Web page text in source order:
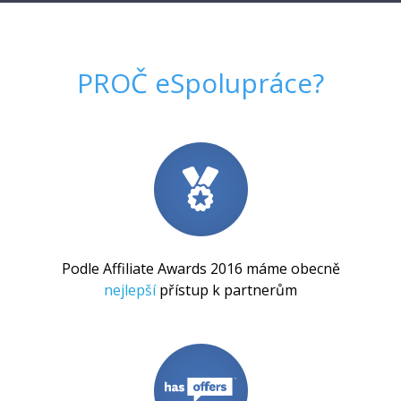
PROČ eSpolupráce?
Podle Affiliate Awards 2016 máme obecně
nejlepšípřístup k partnerům